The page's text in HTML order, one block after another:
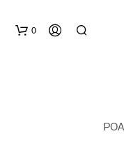
0
POA